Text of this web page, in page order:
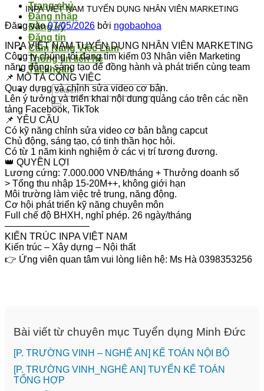
Trang chủ
Đăng nhập
Đăng ký
Đăng tin
Cẩm Nang Việc Làm
Thông tin liên hệ
Tài khoản
INPA VIỆT NAM TUYỂN DỤNG NHÂN VIÊN MARKETING
Đăng vào07/05/2026 bởi ngobaohoa
INPA VIỆT NAM TUYỂN DỤNG NHÂN VIÊN MARKETING
Công ty chúng tôi đang tìm kiếm 03 Nhân viên Marketing
năng động, sáng tạo để đồng hành và phát triển cùng team
📌 MÔ TẢ CÔNG VIỆC
Quay dựng và chỉnh sửa video cơ bản.
Lên ý tưởng và triển khai nội dung quảng cáo trên các nền
tảng Facebook, TikTok
📌 YÊU CẦU
Có kỹ năng chỉnh sửa video cơ bản bằng capcut
Chủ động, sáng tạo, có tinh thần học hỏi.
Có từ 1 năm kinh nghiệm ở các vị trí tương đương.
👑 QUYỀN LỢI
Lương cứng: 7.000.000 VNĐ/tháng + Thưởng doanh số
> Tổng thu nhập 15-20M++, không giới hạn
Môi trường làm việc trẻ trung, năng động.
Cơ hội phát triển kỹ năng chuyên môn
Full chế độ BHXH, nghỉ phép. 26 ngày/tháng
—————————
KIẾN TRÚC INPA VIỆT NAM
Kiến trúc – Xây dựng – Nội thất
👉 Ứng viên quan tâm vui lòng liên hệ: Ms Hà 0398353256
Bài viết từ chuyên mục Tuyển dụng Minh Đức
[P. TRƯỜNG VINH – NGHỆ AN] KẾ TOÁN NỘI BỘ
[P. TRƯỜNG VINH_NGHỆ AN] TUYỂN KẾ TOÁN
TỔNG HỢP